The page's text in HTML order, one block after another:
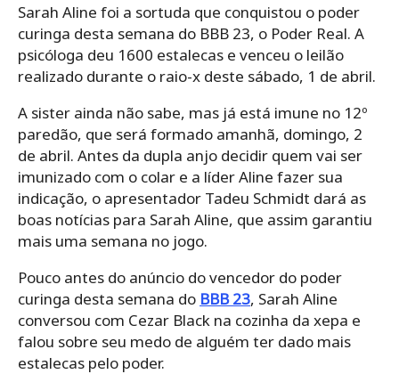
Sarah Aline foi a sortuda que conquistou o poder
curinga desta semana do BBB 23, o Poder Real. A
psicóloga deu 1600 estalecas e venceu o leilão
realizado durante o raio-x deste sábado, 1 de abril.
A sister ainda não sabe, mas já está imune no 12º
paredão, que será formado amanhã, domingo, 2
de abril. Antes da dupla anjo decidir quem vai ser
imunizado com o colar e a líder Aline fazer sua
indicação, o apresentador Tadeu Schmidt dará as
boas notícias para Sarah Aline, que assim garantiu
mais uma semana no jogo.
Pouco antes do anúncio do vencedor do poder
curinga desta semana do BBB 23, Sarah Aline
conversou com Cezar Black na cozinha da xepa e
falou sobre seu medo de alguém ter dado mais
estalecas pelo poder.